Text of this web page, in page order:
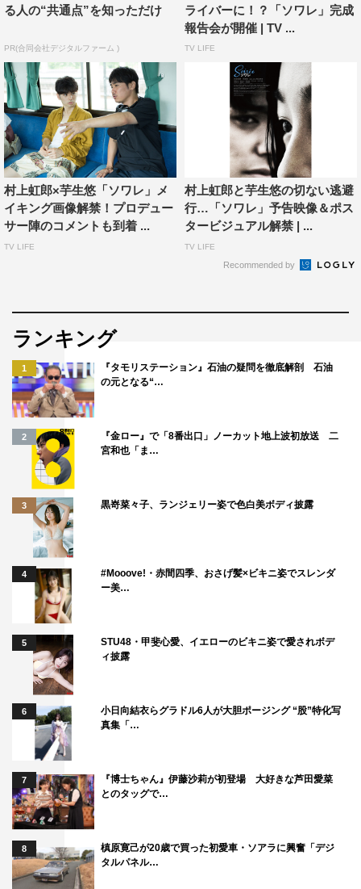
になったらいけないなと、できるだけタカラという役と一
緒に歩く。横に並んで、一番近くで私がタカラを見ていた
たものを素直に私が（横で）感じたいという思いで、一緒
にいました」と振り返る。
外山監督は、オーディションで芋生を選んだ理由につい
て、「お仕事を一緒にしたことはなかったけど18歳の頃か
ら知ってはいたんです。渋谷で行われた写真展を見て、印
象的だなと思ったんですが、家に帰ると『どんな子だっ
け？』と記憶から抜けていたんですね。それは、彼女が未
成年でまだ人間の核や形が出来上がっていなかったからフ
ワッとしたものを感じたんですが、それが（村上演じる）
しての核ができていて、生命力をどの参加者よりも感じま
した。記憶からすっと抜け落ちてしまうような未成年の時
さまを表現するには、芋生さんが一番適していると感じま
した」と熱く語った。
この日はそんな芋生の貴重な最終オーディションの映像を
はじめ、撮影現場でのメイキング映像、クランクアップを
迎えた瞬間の映像などが特別に上映。外山監督によると、
何名かの候補者に絞られた最終オーディションの段階で、
村上から「参加します」という申し出があり、参加者たち
は実際に村上を相手に芝居をすることになったという。
「恥ずかしいですね…」と芋生は照れていたが、外山監督
は「山口百恵のようですね」とにっこり。村上と女優のマ
ッチングを確かめていたそうだが、「W主演なので、ひと
りひとりの個性が大事で、決して交わらなくていい。全然
違う2人を見たいと思っていた」と、その意図・選考基準
を説明。
「（村上と芋生は）お互いに全然染まらず、染められず、
キャラクターの違う2人が画面に共存してるのが素敵だな
と思いました。ベストカップルというと、『お似合い』と
いうイメージがあるけど、必ずしもそうじゃなくて、ひと
る人の“共通点”を知っただけ
PR(合同会社デジタルファーム )
ライバーに！？「ソワレ」完成
報告会が開催 | TV ...
TV LIFE
村上虹郎×芋生悠「ソワレ」メ
イキング画像解禁！プロデュー
サー陣のコメントも到着 ...
TV LIFE
村上虹郎と芋生悠の切ない逃避
行…「ソワレ」予告映像＆ポス
タービジュアル解禁 | ...
TV LIFE
Recommended by
ランキング
1
『タモリステーション』石油の疑問を徹底解剖 石油
の元となる“…
2
『金ロー』で「8番出口」ノーカット地上波初放送 二
宮和也「ま…
3 黒嵜菜々子、ランジェリー姿で色白美ボディ披露
4
#Mooove!・赤間四季、おさげ髪×ビキニ姿でスレンダ
ー美…
5
STU48・甲斐心愛、イエローのビキニ姿で愛されボデ
ィ披露
6
小日向結衣らグラドル6人が大胆ポージング “股”特化写
真集「…
7
『博士ちゃん』伊藤沙莉が初登場 大好きな芦田愛菜
とのタッグで…
8
槙原寛己が20歳で買った初愛車・ソアラに興奮「デジ
タルパネル…